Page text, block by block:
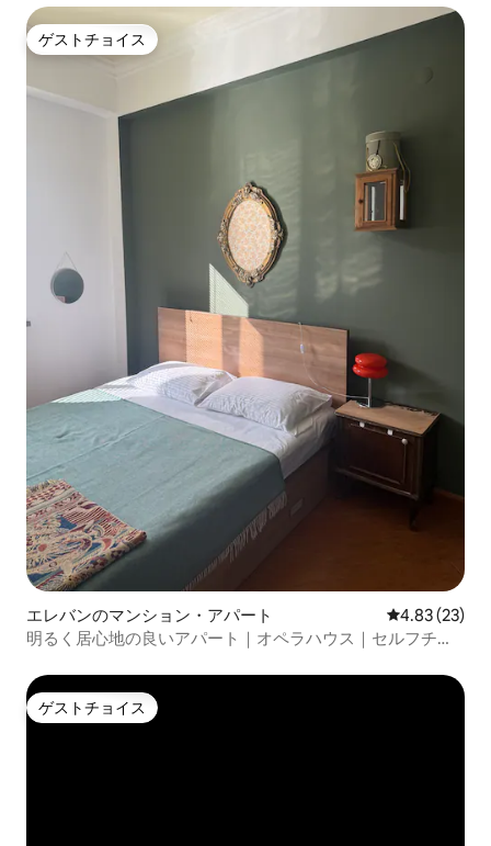
ゲストチョイス
ゲストチョイス
エレバンのマンション・アパート レビュー23
4.83 (23)
明るく居心地の良いアパート｜オペラハウス｜セルフチェ
ゲストチョイス
ゲストチョイス